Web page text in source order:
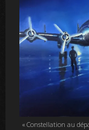
« Constellation au